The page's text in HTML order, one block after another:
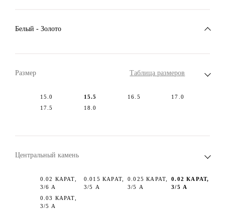
Белый - Золото
Размер Таблица размеров
15.0 15.5 16.5
17.0
17.5
18.0
Центральный камень
0.02 КАРАТ,
3/6 А
0.015 КАРАТ,
3/5 А
0.025 КАРАТ,
3/5 А
0.02 КАРАТ,
3/5 А
0.03 КАРАТ,
3/5 А